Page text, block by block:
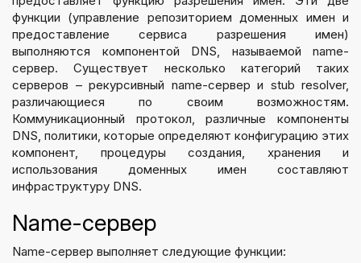
функции (управление репозиторием доменных имен и
предоставление сервиса разрешения имен)
выполняются компонентой DNS, называемой name-
сервер. Существует несколько категорий таких
серверов – рекурсивный name-сервер и stub resolver,
различающиеся по своим возможностям.
Коммуникационный протокол, различные компоненты
DNS, политики, которые определяют конфигурацию этих
компонент, процедуры создания, хранения и
использования доменных имен составляют
инфраструктуру DNS.
Name-сервер
Name-сервер выполняет следующие функции: